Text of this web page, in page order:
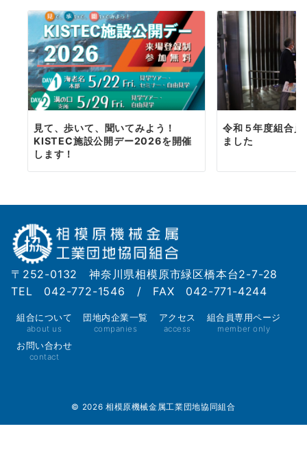
見て、歩いて、聞いてみよう！
KISTEC施設公開デー2026を開催
します！
令和５年度組合
ました
〒252-0132 神奈川県相模原市緑区橋本台2-7-28
TEL 042-772-1546 / FAX 042-771-4244
組合について
about us
団地内企業一覧
companies
アクセス
access
組合員専用ページ
member only
お問い合わせ
contact
© 2026 相模原機械金属工業団地協同組合